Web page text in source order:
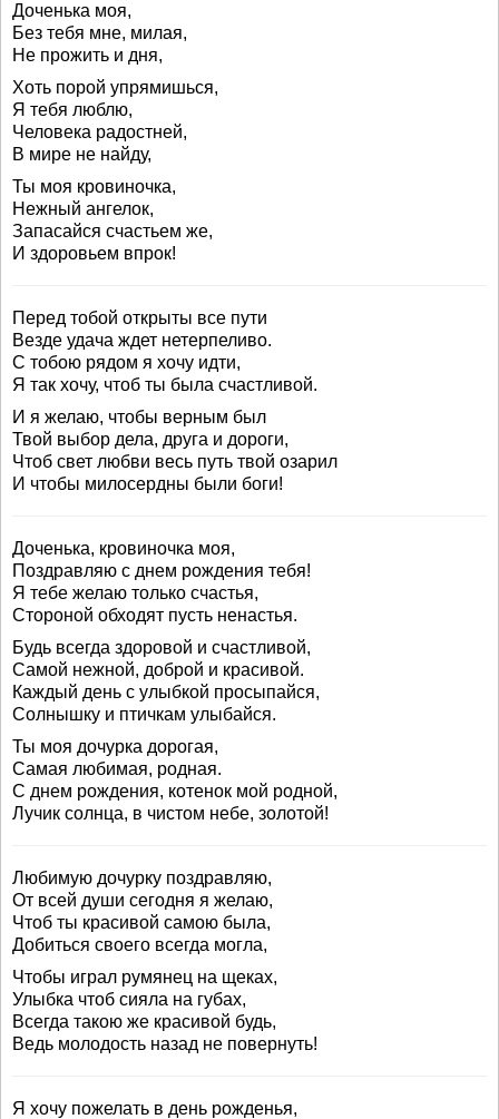
Доченька моя,
Без тебя мне, милая,
Не прожить и дня,
Хоть порой упрямишься,
Я тебя люблю,
Человека радостней,
В мире не найду,
Ты моя кровиночка,
Нежный ангелок,
Запасайся счастьем же,
И здоровьем впрок!
Перед тобой открыты все пути
Везде удача ждет нетерпеливо.
С тобою рядом я хочу идти,
Я так хочу, чтоб ты была счастливой.
И я желаю, чтобы верным был
Твой выбор дела, друга и дороги,
Чтоб свет любви весь путь твой озарил
И чтобы милосердны были боги!
Доченька, кровиночка моя,
Поздравляю с днем рождения тебя!
Я тебе желаю только счастья,
Стороной обходят пусть ненастья.
Будь всегда здоровой и счастливой,
Самой нежной, доброй и красивой.
Каждый день с улыбкой просыпайся,
Солнышку и птичкам улыбайся.
Ты моя дочурка дорогая,
Самая любимая, родная.
С днем рождения, котенок мой родной,
Лучик солнца, в чистом небе, золотой!
Любимую дочурку поздравляю,
От всей души сегодня я желаю,
Чтоб ты красивой самою была,
Добиться своего всегда могла,
Чтобы играл румянец на щеках,
Улыбка чтоб сияла на губах,
Всегда такою же красивой будь,
Ведь молодость назад не повернуть!
Я хочу пожелать в день рожденья,